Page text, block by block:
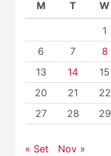
M T W
1
6
7 8
13
14 15
20
21 22
27
28 29
« Set Nov »